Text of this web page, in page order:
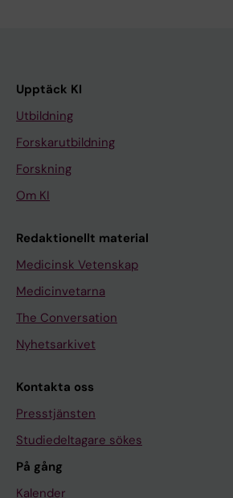
Upptäck KI
Utbildning
Forskarutbildning
Forskning
Om KI
Redaktionellt material
Medicinsk Vetenskap
Medicinvetarna
The Conversation
Nyhetsarkivet
Kontakta oss
Presstjänsten
Studiedeltagare sökes
På gång
Kalender